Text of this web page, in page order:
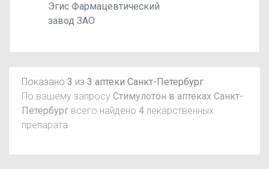
Эгис Фармацевтический
завод ЗАО
Показано 3 из 3 аптеки Санкт-Петербург
По вашему запросу Стимулотон в аптеках Санкт-
Петербург всего найдено 4 лекарственных
препарата